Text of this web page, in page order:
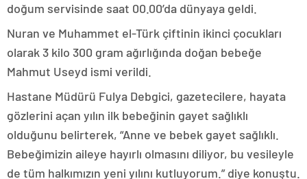
doğum servisinde saat 00.00’da dünyaya geldi.
Nuran ve Muhammet el-Türk çiftinin ikinci çocukları
olarak 3 kilo 300 gram ağırlığında doğan bebeğe
Mahmut Useyd ismi verildi.
Hastane Müdürü Fulya Debgici, gazetecilere, hayata
gözlerini açan yılın ilk bebeğinin gayet sağlıklı
olduğunu belirterek, “Anne ve bebek gayet sağlıklı.
Bebeğimizin aileye hayırlı olmasını diliyor, bu vesileyle
de tüm halkımızın yeni yılını kutluyorum.” diye konuştu.